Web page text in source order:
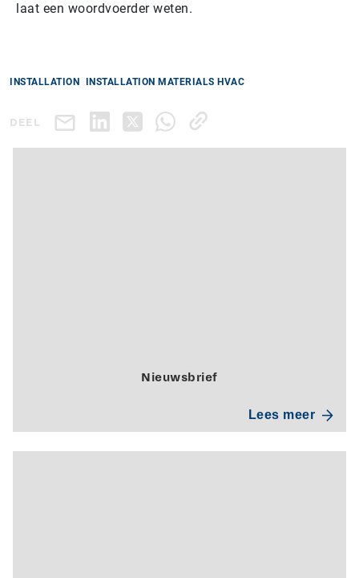
laat een woordvoerder weten.
INSTALLATION INSTALLATION MATERIALS HVAC
DEEL
Nieuwsbrief
Lees meer